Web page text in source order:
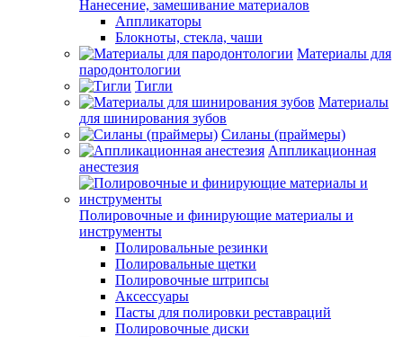
Нанесение, замешивание материалов
Аппликаторы
Блокноты, стекла, чаши
Материалы для
пародонтологии
Тигли
Материалы
для шинирования зубов
Силаны (праймеры)
Аппликационная
анестезия
Полировочные и финирующие материалы и
инструменты
Полировальные резинки
Полировальные щетки
Полировочные штрипсы
Аксессуары
Пасты для полировки реставраций
Полировочные диски